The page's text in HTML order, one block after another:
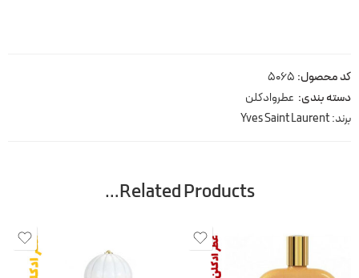
کد محصول: 5065
دسته بندی: عطروادکلن
برند:Yves Saint Laurent
Related Products…